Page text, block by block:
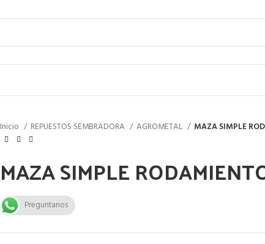
Inicio REPUESTOS SEMBRADORA AGROMETAL MAZA SIMPLE
MAZA SIMPLE
Preguntanos